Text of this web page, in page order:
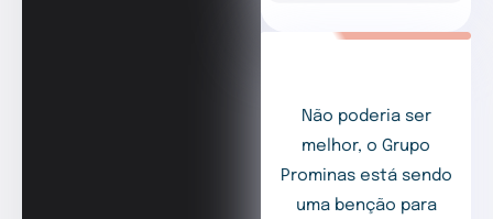
Não poderia ser
melhor, o Grupo
Prominas está sendo
uma benção para